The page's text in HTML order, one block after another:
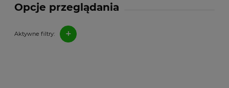
Opcje przeglądania
Aktywne filtry: +